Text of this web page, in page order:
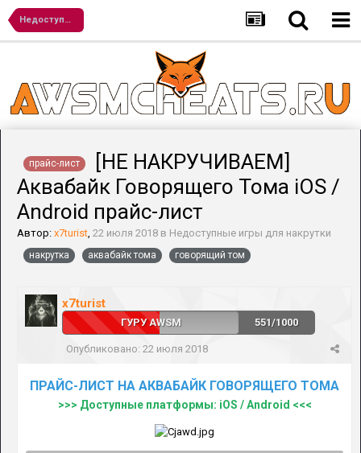
Недоступные игры для накрутки
прайс-лист
[НЕ НАКРУЧИВАЕМ]
Аквабайк Говорящего Тома iOS /
Android прайс-лист
Автор: x7turist, 22 июля 2018 в Недоступные игры для накрутки
накрутка аквабайк тома говорящий том
x7turist
ГУРУ AWSM 551/1000
Опубликовано: 22 июля 2018
ПРАЙС-ЛИСТ НА АКВАБАЙК ГОВОРЯЩЕГО ТОМА
>>> Доступные платформы: iOS / Android <<<